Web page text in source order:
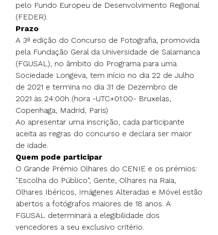
pelo Fundo Europeu de Desenvolvimento Regional
(FEDER).
Prazo
A 3ª edição do Concurso de Fotografia, promovida
pela Fundação Geral da Universidade de Salamanca
(FGUSAL), no âmbito do Programa para uma
Sociedade Longeva, tem início no dia 22 de Julho
de 2021 e termina no dia 31 de Dezembro de
2021 às 24:00h (hora -UTC+01:00- Bruxelas,
Copenhaga, Madrid, Paris)
Ao apresentar uma inscrição, cada participante
aceita as regras do concurso e declara ser maior
de idade.
Quem pode participar
O Grande Prémio Olhares do CENIE e os prémios:
"Escolha do Público", Gente, Olhares na Raia,
Olhares Ibéricos, Imágenes Alteradas e Móvel estão
abertos a fotógrafos maiores de 18 anos. A
FGUSAL determinará a elegibilidade dos
vencedores a seu exclusivo critério.